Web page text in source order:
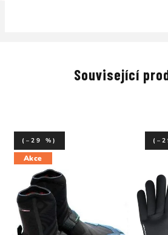
Související
Akce
(–29 %)